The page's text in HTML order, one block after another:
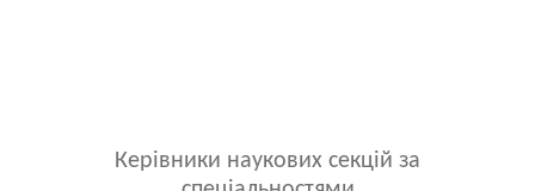
Керівники наукових секцій за